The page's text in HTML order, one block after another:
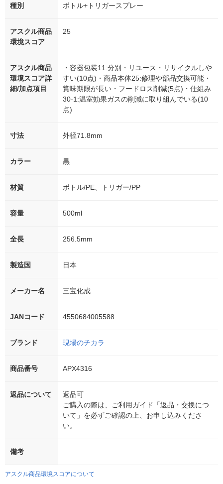
種別 ボトル+トリガースプレー
アスクル商品
環境スコア
25
アスクル商品
環境スコア詳
細/加点項目
・容器包装11:分別・リユース・リサイクルしや
すい(10点)・商品本体25:修理や部品交換可能・
賞味期限が長い・フードロス削減(5点)・仕組み
30-1:温室効果ガスの削減に取り組んでいる(10
点)
寸法 外径71.8mm
カラー 黒
材質 ボトル/PE、トリガー/PP
容量 500ml
全長 256.5mm
製造国 日本
メーカー名 三宝化成
JANコード 4550684005588
ブランド 現場のチカラ
商品番号 APX4316
返品について
返品可
ご購入の際は、ご利用ガイド「返品・交換につ
いて」を必ずご確認の上、お申し込みくださ
い。
備考
アスクル商品環境スコアについて